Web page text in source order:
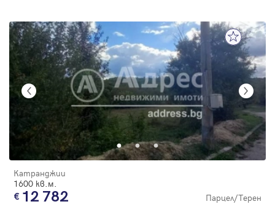
Катранджии
1600 кв.м.
12 782 Парцел/Терен